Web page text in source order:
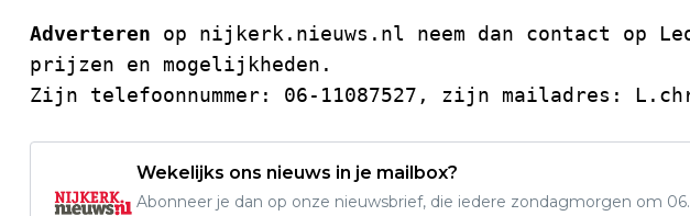
Adverteren op nijkerk.nieuws.nl neem dan contact op
prijzen en mogelijkheden.
Zijn telefoonnummer: 06-11087527, zijn mailadres:
Wekelijks ons nieuws in je mailbox?
Abonneer je dan op onze nieuwsbrief, die iedere zondagmorgen om